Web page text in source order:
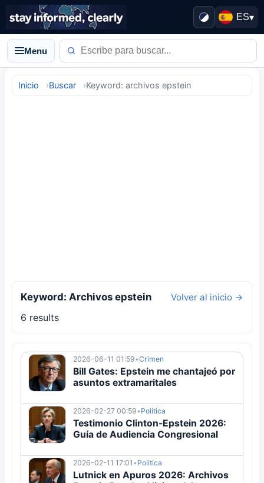
ES▾
Menu
Inicio Buscar Keyword: archivos epstein
Keyword: Archivos epstein Volver al inicio →
6 results
2026-06-11 01:59•Crimen
Bill Gates: Epstein me chantajeó por
asuntos extramaritales
2026-02-27 00:59• Politica
Testimonio Clinton-Epstein 2026:
Guía de Audiencia Congresional
2026-02-11 17:01 • Politica
Lutnick en Apuros 2026: Archivos